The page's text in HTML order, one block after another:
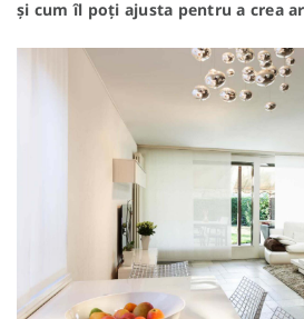
și cum îl poți ajusta pentru a crea